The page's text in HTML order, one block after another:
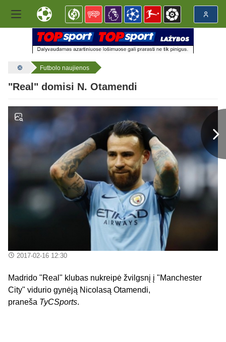
Futbolo naujienos
"Real" domisi N. Otamendi
2017-02-16 12:30
Madrido "Real" klubas nukreipė žvilgsnį į "Manchester
City" vidurio gynėją Nicolasą Otamendi,
praneša TyCSports.